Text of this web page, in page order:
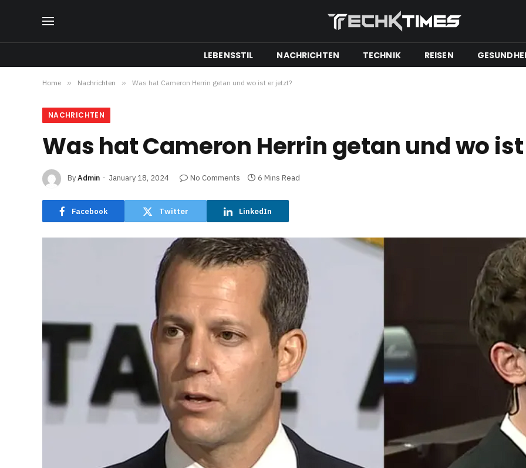
LEBENSSTIL NACHRICHTEN TECHNIK REISEN
Home » Nachrichten » Was hat Cameron Herrin getan und wo ist er jetzt?
NACHRICHTEN
Was hat Cameron Herrin getan und wo
ByAdmin January 18, 2024 No Comments 6 Mins Read
Facebook Twitter LinkedIn